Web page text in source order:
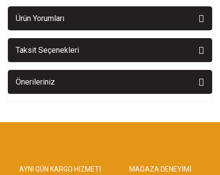
Ürün Yorumları
Taksit Seçenekleri
Önerileriniz
AYNI GÜN KARGO HİZMETİ MAĞAZA DENEYİMİ